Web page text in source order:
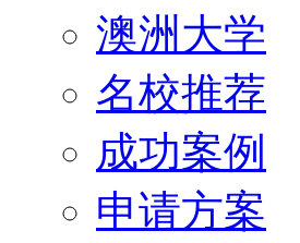
澳洲大学
名校推荐
成功案例
申请方案